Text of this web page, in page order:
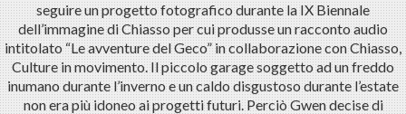
seguire un progetto fotografico durante la IX Biennale
dell’immagine di Chiasso per cui produsse un racconto audio
intitolato “Le avventure del Geco” in collaborazione con Chiasso,
Culture in movimento. Il piccolo garage soggetto ad un freddo
inumano durante l’inverno e un caldo disgustoso durante l’estate
non era più idoneo ai progetti futuri. Perciò Gwen decise di